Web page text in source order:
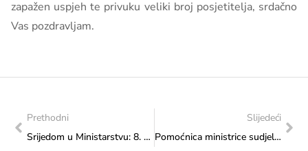
zapažen uspjeh te privuku veliki broj posjetitelja, srdačno
Vas pozdravljam.
Prethodni
Srijedom u Ministarstvu: 8. srpnja 2026. godine u 17:00 sati
Slijedeći
Pomoćnica ministrice sudjelovala na sastanku o prioritetima sektora mladih u Doboju